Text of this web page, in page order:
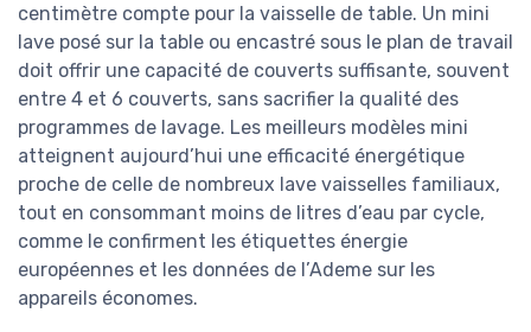
centimètre compte pour la vaisselle de table. Un mini
lave posé sur la table ou encastré sous le plan de travail
doit offrir une capacité de couverts suffisante, souvent
entre 4 et 6 couverts, sans sacrifier la qualité des
programmes de lavage. Les meilleurs modèles mini
atteignent aujourd’hui une efficacité énergétique
proche de celle de nombreux lave vaisselles familiaux,
tout en consommant moins de litres d’eau par cycle,
comme le confirment les étiquettes énergie
européennes et les données de l’Ademe sur les
appareils économes.